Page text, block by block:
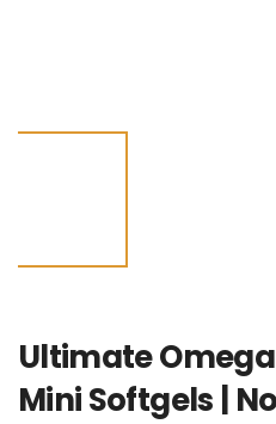
Ultimate
Mini Softgels |